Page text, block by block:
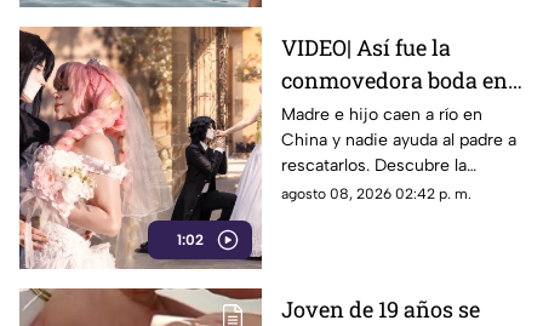
1:02
VIDEO| Así fue la
conmovedora boda en
México que le dio un
final feliz a Mitsuri y
Obana
Madre e hijo caen a río en
China y nadie ayuda al padre a
rescatarlos. Descubre la
polémica ley que castiga a los
agosto 08, 2026 02:42 p. m.
Joven de 19 años se